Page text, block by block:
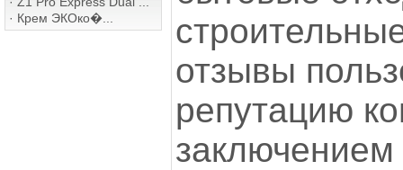
· Крем ЭКОко�...
отзывы
репутацию
заключением